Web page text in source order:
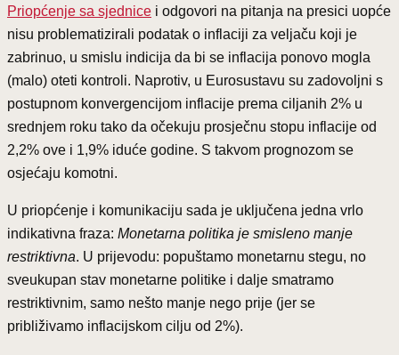
Priopćenje sa sjednice i odgovori na pitanja na presici uopće
nisu problematizirali podatak o inflaciji za veljaču koji je
zabrinuo, u smislu indicija da bi se inflacija ponovo mogla
(malo) oteti kontroli. Naprotiv, u Eurosustavu su zadovoljni s
postupnom konvergencijom inflacije prema ciljanih 2% u
srednjem roku tako da očekuju prosječnu stopu inflacije od
2,2% ove i 1,9% iduće godine. S takvom prognozom se
osjećaju komotni.
U priopćenje i komunikaciju sada je uključena jedna vrlo
indikativna fraza: Monetarna politika je smisleno manje
restriktivna. U prijevodu: popuštamo monetarnu stegu, no
sveukupan stav monetarne politike i dalje smatramo
restriktivnim, samo nešto manje nego prije (jer se
približivamo inflacijskom cilju od 2%).